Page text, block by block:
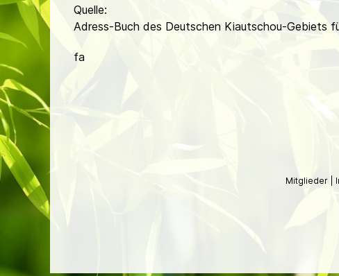
Quelle:
Adress-Buch des Deutschen Kiautschou-Gebiets
fa
Mitglieder